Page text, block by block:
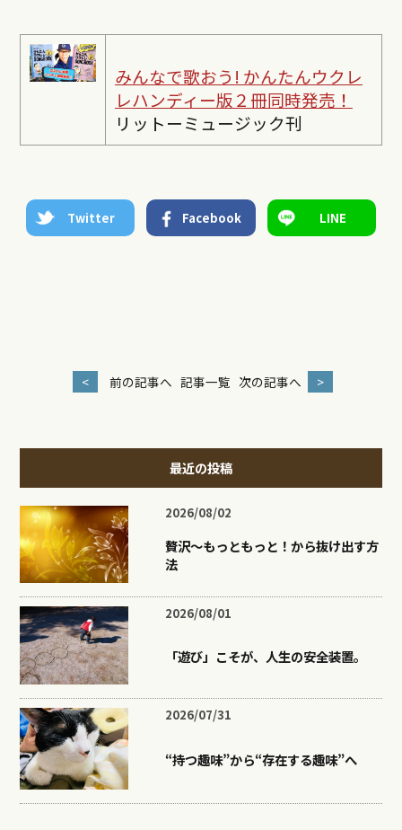
みんなで歌おう! かんたんウクレ
レハンディー版２冊同時発売！
リットーミュージック刊
Twitter Facebook LINE
< 前の記事へ 記事一覧 次の記事へ >
最近の投稿
2026/08/02
贅沢〜もっともっと！から抜け出す方
法
2026/08/01
「遊び」こそが、人生の安全装置。
2026/07/31
“持つ趣味”から“存在する趣味”へ